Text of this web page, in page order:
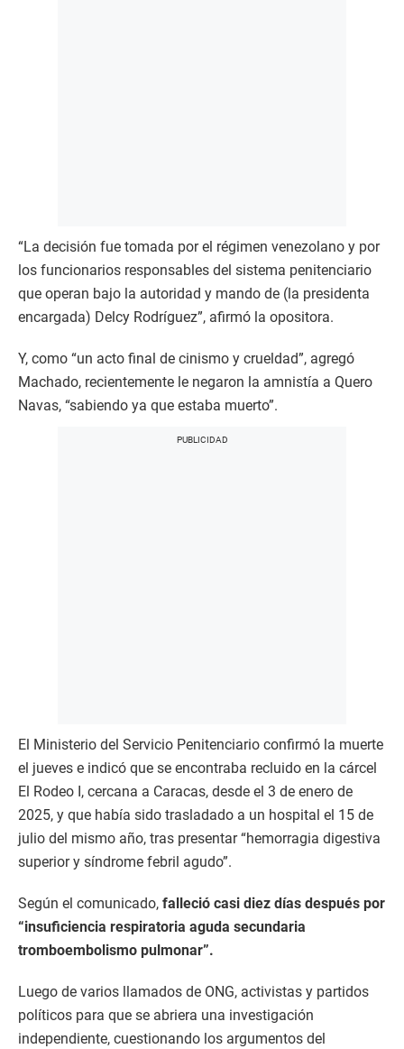
“La decisión fue tomada por el régimen venezolano y por
los funcionarios responsables del sistema penitenciario
que operan bajo la autoridad y mando de (la presidenta
encargada) Delcy Rodríguez”, afirmó la opositora.
Y, como “un acto final de cinismo y crueldad”, agregó
Machado, recientemente le negaron la amnistía a Quero
Navas, “sabiendo ya que estaba muerto”.
El Ministerio del Servicio Penitenciario confirmó la muerte
el jueves e indicó que se encontraba recluido en la cárcel
El Rodeo I, cercana a Caracas, desde el 3 de enero de
2025, y que había sido trasladado a un hospital el 15 de
julio del mismo año, tras presentar “hemorragia digestiva
superior y síndrome febril agudo”.
Según el comunicado, falleció casi diez días después por
“insuficiencia respiratoria aguda secundaria
tromboembolismo pulmonar”.
Luego de varios llamados de ONG, activistas y partidos
políticos para que se abriera una investigación
independiente, cuestionando los argumentos del